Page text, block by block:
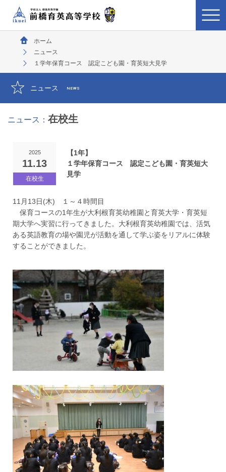
ホーム
ニュース
１学年保育コース 認定こども園・育英短大見学
ニュース NEWS
ニュース： 在校生
2025
11.13
【1年】
１学年保育コース 認定こども園・育英短大
見学
11月13日(木) １～４時間目
保育コースの1年生が大利根育英幼稚園と育英大学・ 育英短
期大学へ実習に行ってきました。大利根育英幼稚園では、 活気
ある英語教育の場や園児が活動を通して学ぶ姿をリアルに体験
することができました。